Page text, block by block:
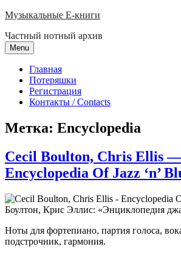
Skip
content
Музыкальные E-книги
Частный нотный архив
Menu
Главная
Потеряшки
Регистрация
Контакты / Contacts
Метка: Encyclopedia
Cecil Boulton, Chris Ellis —
Encyclopedia Of Jazz ‘n’
Боултон, Крис Эллис: «Энциклопедия
Ноты для фортепиано, партия голоса,
подстрочник, гармония.